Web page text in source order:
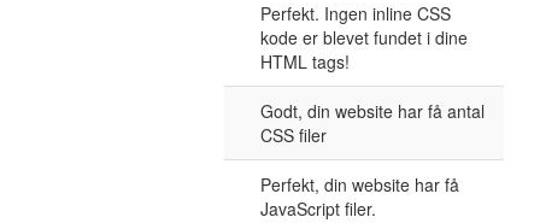
Perfekt. Ingen inline CSS
kode er blevet fundet i dine
HTML tags!
Godt, din website har få antal
CSS filer
Perfekt, din website har få
JavaScript filer.